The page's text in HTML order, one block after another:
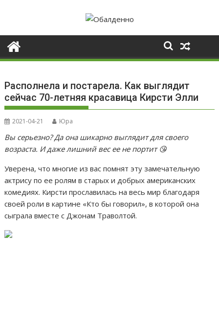
Располнела и постарела. Как выглядит
сейчас 70-летняя красавица Кирсти Элли
2021-04-21 Юра
Вы серьезно? Да она шикарно выглядит для своего
возраста. И даже лишний вес ее не портит 😘
Уверена, что многие из вас помнят эту замечательную
актрису по ее ролям в старых и добрых американских
комедиях. Кирсти прославилась на весь мир благодаря
своей роли в картине «Кто бы говорил», в которой она
сыграла вместе с Джонам Траволтой.